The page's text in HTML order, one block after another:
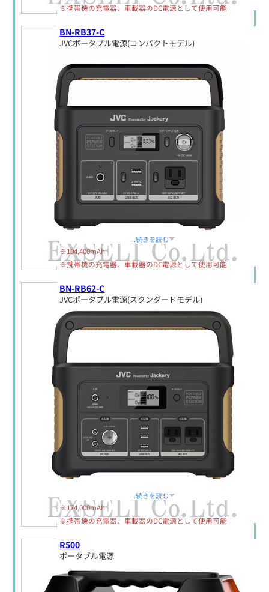
※携帯機の充電器、車載器のDC電源として使用可能
BN-RB37-C
JVCポータブル電源(コンパクトモデル)
...続きを読む
※104,400mAh
※携帯機の充電器、車載器のDC電源として使用可能
BN-RB62-C
JVCポータブル電源(スタンダードモデル)
...続きを読む
※174,000mAh
※携帯機の充電器、車載器のDC電源として使用可能
R500
ポータブル電源